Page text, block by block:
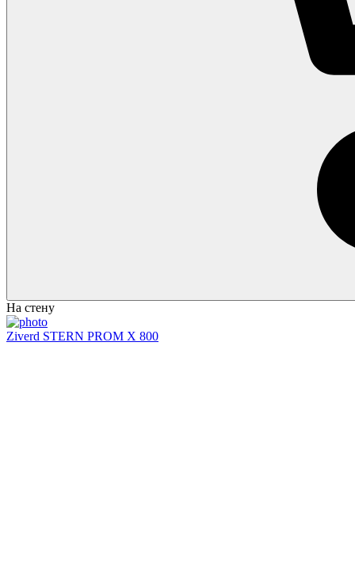
На стену
Ziverd STERN PROM X 800